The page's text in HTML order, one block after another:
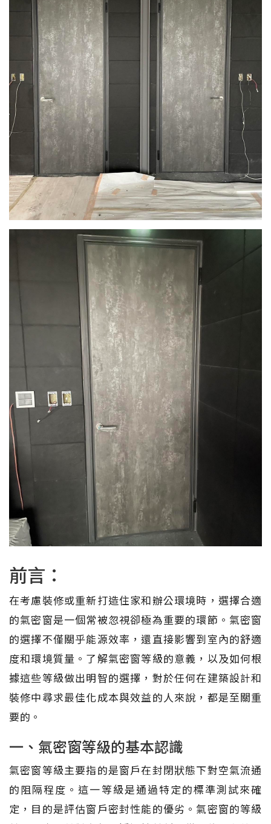
前言：
在考慮裝修或重新打造住家和辦公環境時，選擇合適
的氣密窗是一個常被忽視卻極為重要的環節。氣密窗
的選擇不僅關乎能源效率，還直接影響到室內的舒適
度和環境質量。了解氣密窗等級的意義，以及如何根
據這些等級做出明智的選擇，對於任何在建築設計和
裝修中尋求最佳化成本與效益的人來說，都是至關重
要的。
一、氣密窗等級的基本認識
氣密窗等級主要指的是窗戶在封閉狀態下對空氣流通
的阻隔程度。這一等級是通過特定的標準測試來確
定，目的是評估窗戶密封性能的優劣。氣密窗的等級